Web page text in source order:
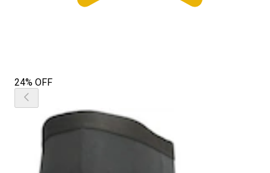
24% OFF